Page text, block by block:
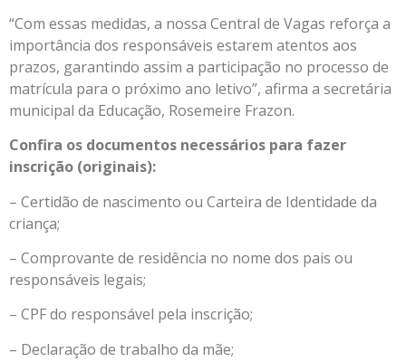
“Com essas medidas, a nossa Central de Vagas reforça a
importância dos responsáveis estarem atentos aos
prazos, garantindo assim a participação no processo de
matrícula para o próximo ano letivo”, afirma a secretária
municipal da Educação, Rosemeire Frazon.
Confira os documentos necessários para fazer
inscrição (originais):
– Certidão de nascimento ou Carteira de Identidade da
criança;
– Comprovante de residência no nome dos pais ou
responsáveis legais;
– CPF do responsável pela inscrição;
– Declaração de trabalho da mãe;